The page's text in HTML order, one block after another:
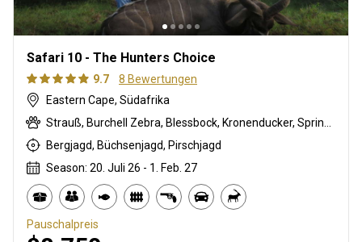
Safari 10 - The Hunters Choice
9.7
8 Bewertungen
Eastern Cape, Südafrika
Bergjagd, Büchsenjagd, Pirschjagd
Season: 20. Juli 26 - 1. Feb. 27
Pauschalpreis